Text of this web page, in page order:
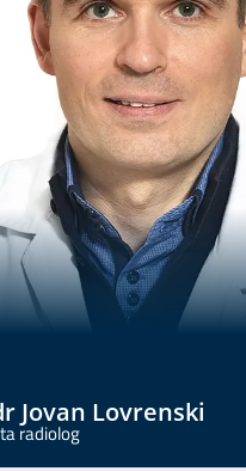
Jovan Lovrenski
radiolog